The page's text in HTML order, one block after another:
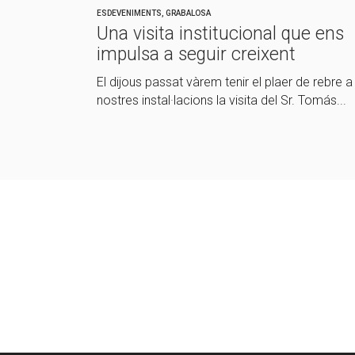
ESDEVENIMENTS GRABALOSA
Una visita institucional que ens
impulsa a seguir creixent
El dijous passat vàrem tenir el plaer de rebre
nostres instal·lacions la visita del Sr. Tomás...